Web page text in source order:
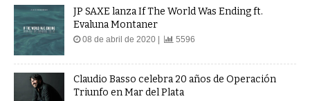
JP SAXE lanza If The World Was Ending ft.
Evaluna Montaner
08 de abril de 2020 | 5596
Claudio Basso celebra 20 años de Operación
Triunfo en Mar del Plata